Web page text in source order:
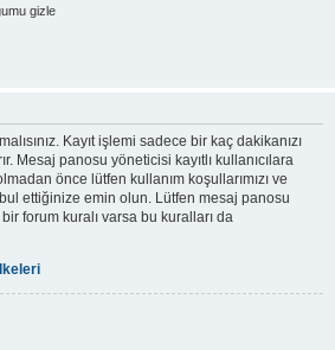
gizle
Kayıt işlemi sadece bir kaç dakikanızı
Mesaj panosu yöneticisi kayıtlı kullanıcılara
önce lütfen kullanım koşullarımızı ve
ettiğinize emin olun. Lütfen mesaj panosu
forum kuralı varsa bu kuralları da